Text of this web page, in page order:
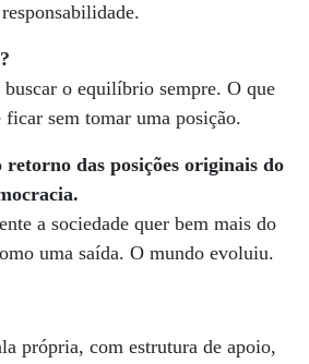
o equilíbrio sempre. O que
ficar sem tomar uma posição.
retorno das posições originais do
a sociedade quer bem mais do
uma saída. O mundo evoluiu.
própria, com estrutura de apoio,